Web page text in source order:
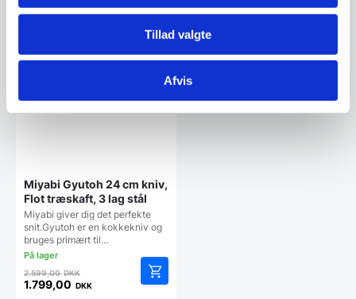
Tillad valgte
Afvis
er:
SPAR 31%
Miyabi Gyutoh 24 cm kniv,
Flot træskaft, 3 lag stål
Miyabi giver dig det perfekte
snit.Gyutoh er en kokkekniv og
bruges primært til…
2.599,00DKKDen
oprindelige
1.799,00 DKK